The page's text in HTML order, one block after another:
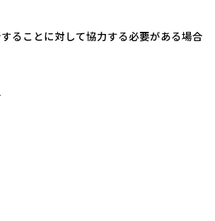
ることに対して協力する必要がある場合